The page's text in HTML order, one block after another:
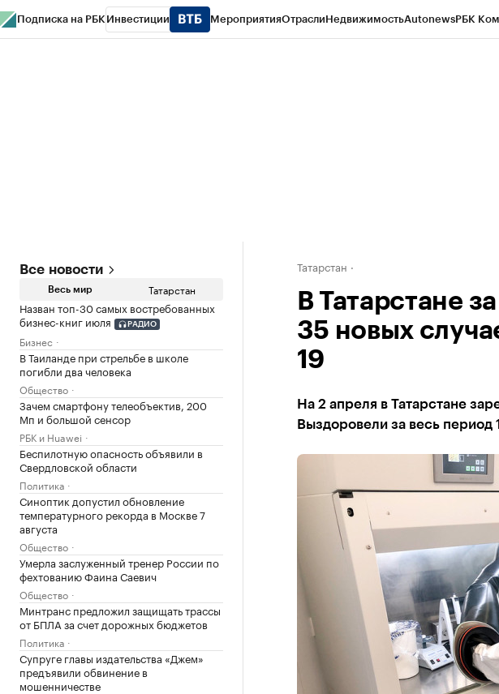
Подписка на РБК Инвестиции МероприятияОтраслиНедвижимостьAutonewsРБК
Все новости
Весь мир Татарстан
Назван топ-30 самых востребованных
бизнес-книг июля
РАДИО
Бизнес
В Таиланде при стрельбе в школе
погибли два человека
Общество
Зачем смартфону телеобъектив, 200
Мп и большой сенсор
РБК и Huawei
Беспилотную опасность объявили в
Свердловской области
Политика
Синоптик допустил обновление
температурного рекорда в Москве 7
августа
Общество
Умерла заслуженный тренер России по
фехтованию Фаина Саевич
Общество
Минтранс предложил защищать трассы
от БПЛА за счет дорожных бюджетов
Политика
Супруге главы издательства «Джем»
предъявили обвинение в
мошенничестве
Татарстан
В Татарстане
35 новых
19
На 2 апреля в Татарстане
Выздоровели за весь период